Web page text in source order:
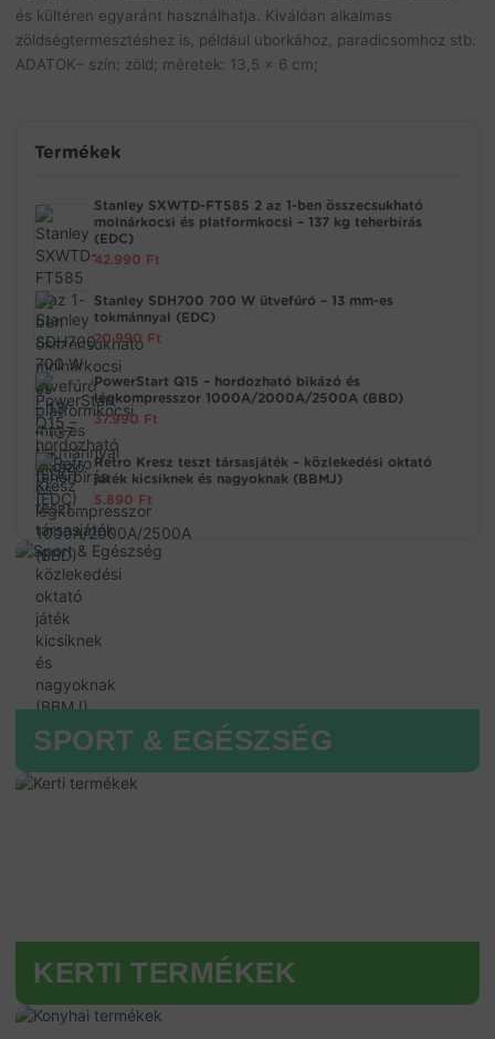
és kültéren egyaránt használhatja. Kiválóan alkalmas
zöldségtermesztéshez is, például uborkához, paradicsomhoz stb.
ADATOK– szín: zöld; méretek: 13,5 x 6 cm;
Termékek
Stanley SXWTD-FT585 2 az 1-ben összecsukható
molnárkocsi és platformkocsi – 137 kg teherbírás
(EDC)
42.990 Ft
Stanley SDH700 700 W ütvefúró – 13 mm-es
tokmánnyal (EDC)
20.990 Ft
PowerStart Q15 – hordozható bikázó és
légkompresszor 1000A/2000A/2500A (BBD)
37.990 Ft
Retro Kresz teszt társasjáték – közlekedési oktató
játék kicsiknek és nagyoknak (BBMJ)
5.890 Ft
SPORT & EGÉSZSÉG
KERTI TERMÉKEK